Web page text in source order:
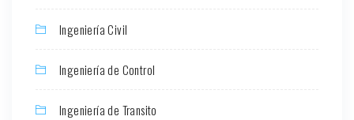
Ingeniería Civil
Ingeniería de Control
Ingeniería de Transito